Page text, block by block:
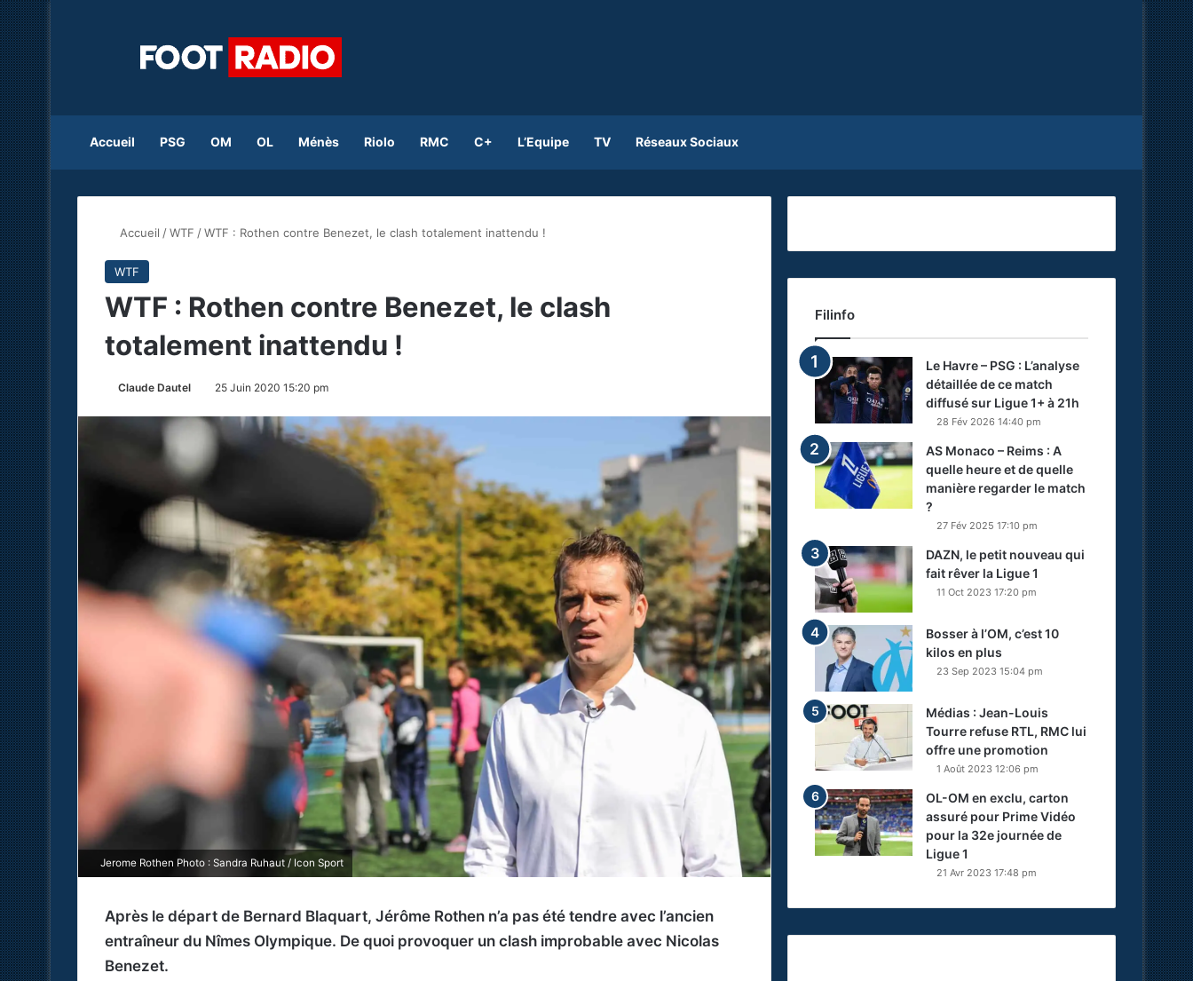
Accueil PSG OM OL Ménès Riolo RMC C+ L’Equipe TV Réseaux Sociaux
Accueil /WTF /WTF : Rothen contre Benezet, le clash totalement inattendu !
WTF
WTF : Rothen contre Benezet, le clash
totalement inattendu !
Claude Dautel 25 Juin 2020 15:20 pm
Jerome Rothen Photo : Sandra Ruhaut / Icon Sport
Après le départ de Bernard Blaquart, Jérôme Rothen n’a pas été tendre avec l’ancien
entraîneur du Nîmes Olympique. De quoi provoquer un clash improbable avec Nicolas
Benezet.
Filinfo
Le Havre – PSG : L’analyse
détaillée de ce match
diffusé sur Ligue 1+ à 21h
28 Fév 2026 14:40 pm
AS Monaco – Reims : A
quelle heure et de quelle
manière regarder le match
?
27 Fév 2025 17:10 pm
DAZN, le petit nouveau qui
fait rêver la Ligue 1
11 Oct 2023 17:20 pm
Bosser à l’OM, c’est 10
kilos en plus
23 Sep 2023 15:04 pm
Médias : Jean-Louis
Tourre refuse RTL, RMC lui
offre une promotion
1 Août 2023 12:06 pm
OL-OM en exclu, carton
assuré pour Prime Vidéo
pour la 32e journée de
Ligue 1
21 Avr 2023 17:48 pm